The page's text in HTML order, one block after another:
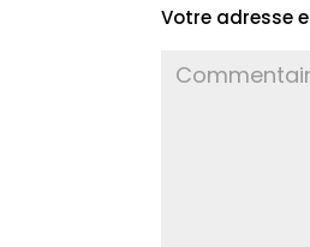
Votre adresse